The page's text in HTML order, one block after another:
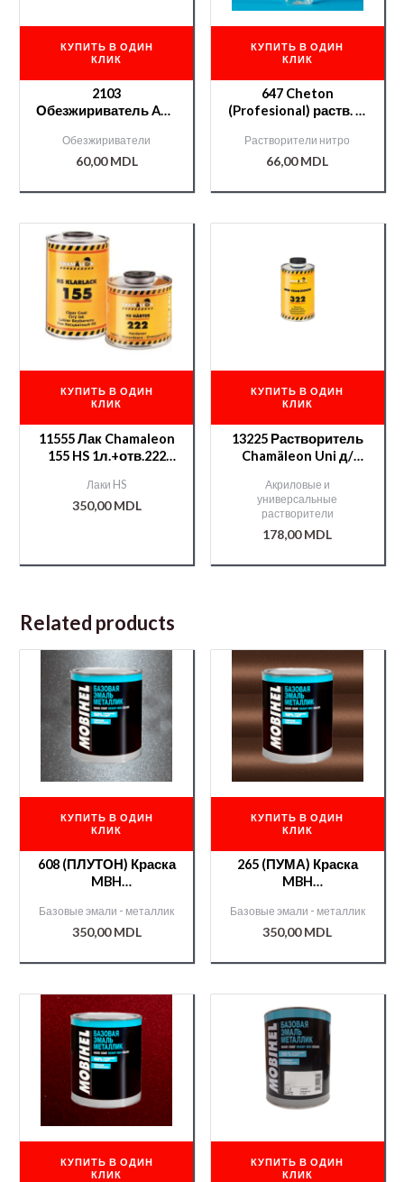
КУПИТЬ В ОДИН
КЛИК
2103
Обезжириватель APP
Обезжириватели
60,00MDL
КУПИТЬ В ОДИН
КЛИК
647 Cheton
(Profesional) раств. —
Растворители нитро
66,00MDL
КУПИТЬ В ОДИН
КЛИК
11555 Лак Chamaleon
155 HS 1л.+отв.222
Лаки HS
350,00MDL
КУПИТЬ В ОДИН
КЛИК
13225 Растворитель
Chamäleon Uni д/
— 1л.
Акриловые и
универсальные
растворители
178,00MDL
Related products
КУПИТЬ В ОДИН
КЛИК
608 (ПЛУТОН) Краска
MBH
Базовые эмали - металлик
350,00MDL
КУПИТЬ В ОДИН
КЛИК
265 (ПУМА) Краска
MBH
Базовые эмали - металлик
350,00MDL
КУПИТЬ В ОДИН
КЛИК
КУПИТЬ В ОДИН
КЛИК